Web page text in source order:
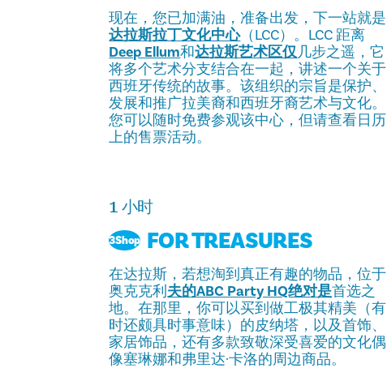
现在，您已加满油，准备出发，下一站就是
达拉斯拉丁文化中心（LCC）。LCC 距离
Deep Ellum和达拉斯艺术区仅几步之遥，它
将多个艺术分支结合在一起，讲述一个关于
西班牙传统的故事。该组织的宗旨是保护、
发展和推广拉美裔和西班牙裔艺术与文化。
您可以随时免费参观该中心，但请查看日历
上的售票活动。
1 小时
3Shop FOR TREASURES
在达拉斯，若想淘到真正有趣的物品，位于
奥克克利夫的ABC Party HQ绝对是首选之
地。在那里，你可以买到做工极其精美（有
时还颇具时事意味）的皮纳塔，以及首饰、
家居饰品，还有多款致敬深受喜爱的文化偶
像塞琳娜和弗里达·卡洛的周边商品。